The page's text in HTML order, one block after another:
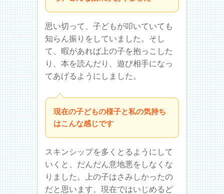
思い切って、子どもが叩いていても
知らん振りをしていました。そし
て、暇があれば上の子を抱っこした
り、本を読んだり、遊び相手になっ
てあげるようにしました。
現在の子どもの様子と私の気持ち
はこんな感じです
スキンシップを多くとるようにして
いくと、だんだん意地悪をしなくな
りました。上の子はさみしかったの
だと思います。現在ではいじめるど